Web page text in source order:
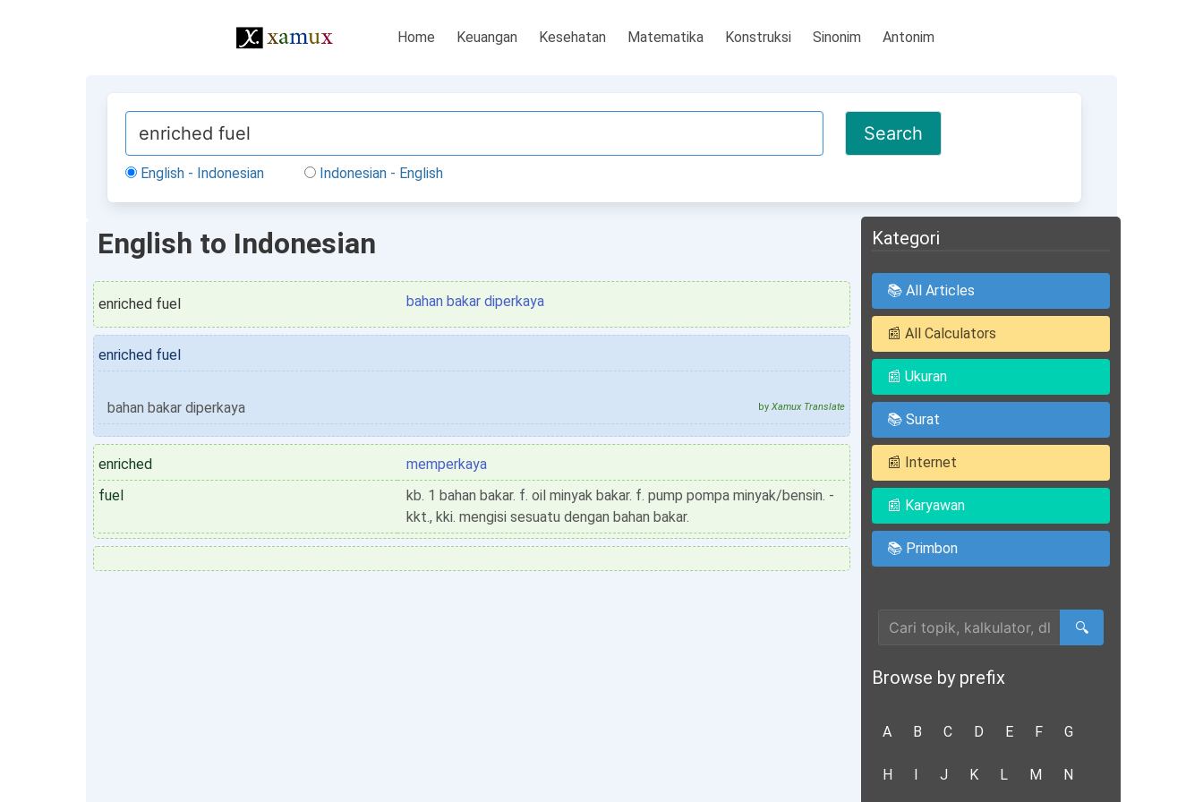
Home Keuangan Kesehatan Matematika Konstruksi Sinonim Antonim
English - Indonesian Indonesian - English
English to Indonesian
enriched fuel bahan bakar diperkaya
enriched fuel
bahan bakar diperkaya by Xamux Translate
enriched
memperkaya
fuel
kb. 1 bahan bakar. f. oil minyak bakar. f. pump pompa minyak/bensin. -
kkt., kki. mengisi sesuatu dengan bahan bakar.
Kategori
📚 All Articles
📰 All Calculators
📰 Ukuran
📚 Surat
📰 Internet
📰 Karyawan
📚 Primbon
🔍
Browse by prefix
A B C D E F G
H I J K L M N